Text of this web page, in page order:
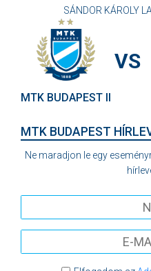
SÁNDOR KÁROLY
MTK BUDAPEST II
VS
MTK BUDAPEST
Ne maradjon le egy